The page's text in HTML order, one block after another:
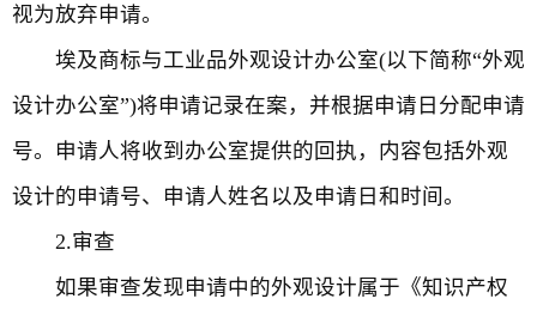
视为放弃申请。
埃及商标与工业品外观设计办公室(以下简称“外观
设计办公室”)将申请记录在案，并根据申请日分配申请
号。申请人将收到办公室提供的回执，内容包括外观
设计的申请号、申请人姓名以及申请日和时间。
2.审查
如果审查发现申请中的外观设计属于《知识产权